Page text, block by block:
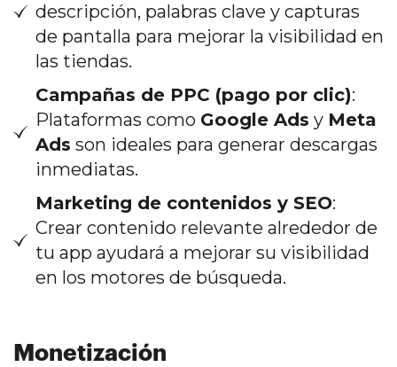
descripción, palabras clave y capturas
de pantalla para mejorar la visibilidad en
las tiendas.
Campañas de PPC (pago por clic):
Plataformas como Google Ads y Meta
Ads son ideales para generar descargas
inmediatas.
Marketing de contenidos y SEO:
Crear contenido relevante alrededor de
tu app ayudará a mejorar su visibilidad
en los motores de búsqueda.
Monetización